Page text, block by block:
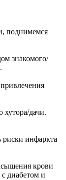
поднимемся
знакомого/
хутора/дачи.
риски инфаркта
крови
диабетом и